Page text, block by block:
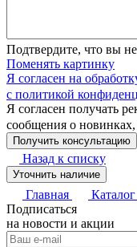
Подтвердите, что вы
Поменять картинку
Я согласен на
с политикой
Я согласен получать
сообщения о
Назад к списку
Уточнить наличие
Главная Каталог
Подписаться
на новости и акции